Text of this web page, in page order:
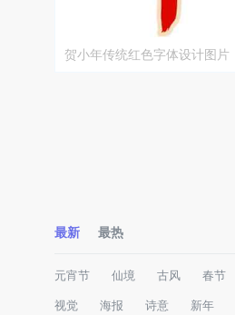
贺小年传统红色字体设计图片
最新 最热
元宵节 仙境 古风 春节
视觉 海报 诗意 新年